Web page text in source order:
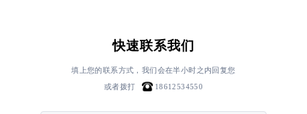
快速联系我们
填上您的联系方式，我们会在半小时之内回复您
或者拨打
18612534550